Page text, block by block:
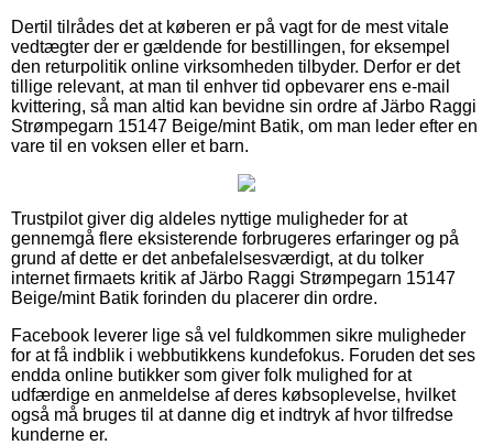
Dertil tilrådes det at køberen er på vagt for de mest vitale
vedtægter der er gældende for bestillingen, for eksempel
den returpolitik online virksomheden tilbyder. Derfor er det
tillige relevant, at man til enhver tid opbevarer ens e-mail
kvittering, så man altid kan bevidne sin ordre af Järbo Raggi
Strømpegarn 15147 Beige/mint Batik, om man leder efter en
vare til en voksen eller et barn.
Trustpilot giver dig aldeles nyttige muligheder for at
gennemgå flere eksisterende forbrugeres erfaringer og på
grund af dette er det anbefalelsesværdigt, at du tolker
internet firmaets kritik af Järbo Raggi Strømpegarn 15147
Beige/mint Batik forinden du placerer din ordre.
Facebook leverer lige så vel fuldkommen sikre muligheder
for at få indblik i webbutikkens kundefokus. Foruden det ses
endda online butikker som giver folk mulighed for at
udfærdige en anmeldelse af deres købsoplevelse, hvilket
også må bruges til at danne dig et indtryk af hvor tilfredse
kunderne er.